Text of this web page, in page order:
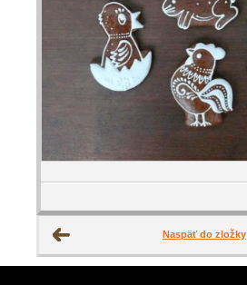
Naspäť do zložky